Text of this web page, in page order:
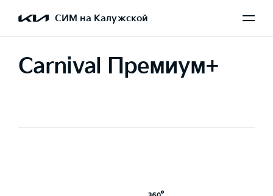
СИМ на Калужской
Carnival Премиум+